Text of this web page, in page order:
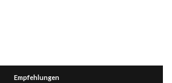
Empfehlungen